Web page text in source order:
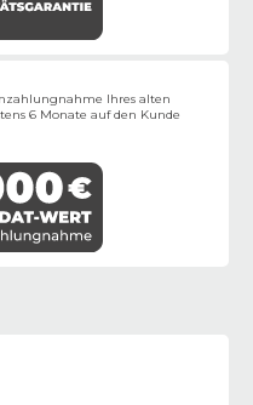
Ihres alten
6 Monate auf den Kunde